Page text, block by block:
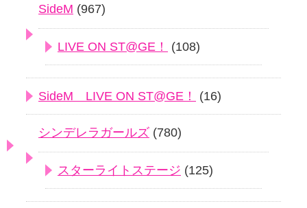
SideM (967)
LIVE ON ST@GE！ (108)
SideM LIVE ON ST@GE！ (16)
シンデレラガールズ (780)
スターライトステージ (125)